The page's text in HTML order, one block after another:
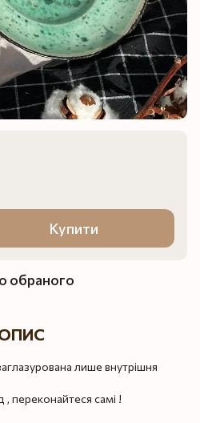
Купити
обраного
лише внутрішня
переконайтеся самі !